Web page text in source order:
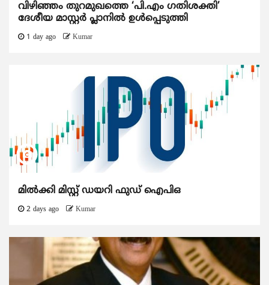
വിഴിഞ്ഞം തുറമുഖത്തെ ‘പി.എം ഗതിശക്തി’
ദേശീയ മാസ്റ്റർ പ്ലാനിൽ ഉൾപ്പെടുത്തി
1 day ago Kumar
മിൽക്കി മിസ്റ്റ് ഡയറി ഫുഡ് ഐപിഒ
2 days ago Kumar